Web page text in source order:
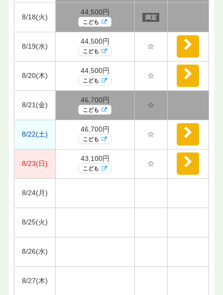
8/18(火)
44,500円
こども
満室
8/19(水)
44,500円
こども
☆
8/20(木)
44,500円
こども
☆
8/21(金)
46,700円
こども
☆
8/22(土)
46,700円
こども
☆
8/23(日)
43,100円
こども
☆
8/24(月)
8/25(火)
8/26(水)
8/27(木)